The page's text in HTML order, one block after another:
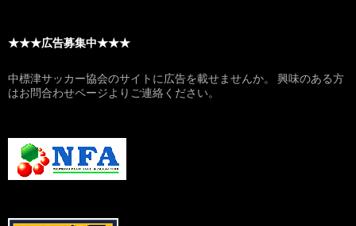
★★★広告募集中★★★
中標津サッカー協会のサイトに広告を載せませんか。 興味のある方
はお問合わせページよりご連絡ください。